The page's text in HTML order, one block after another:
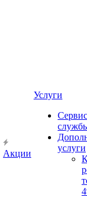
Акции
Услуги
услуги